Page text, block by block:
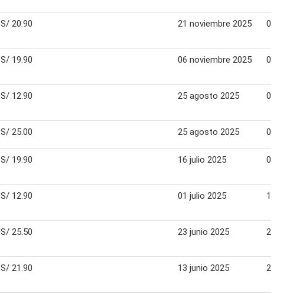
S/ 20.90 21 noviembre 2025 05
S/ 19.90 06 noviembre 2025 09
S/ 12.90 25 agosto 2025 07
S/ 25.00 25 agosto 2025 07
S/ 19.90 16 julio 2025 03
S/ 12.90 01 julio 2025 15
S/ 25.50 23 junio 2025 29
S/ 21.90 13 junio 2025 29